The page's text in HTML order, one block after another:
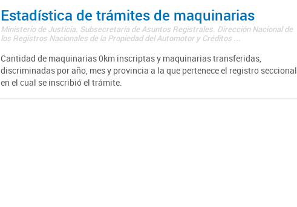
Estadística de trámites de maquinarias
Ministerio de Justicia. Subsecretaría de Asuntos Registrales. Dirección Nacional de
los Registros Nacionales de la Propiedad del Automotor y Créditos ...
Cantidad de maquinarias 0km inscriptas y maquinarias transferidas,
discriminadas por año, mes y provincia a la que pertenece el registro seccional
en el cual se inscribió el trámite.